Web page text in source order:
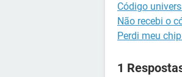
Código
Não recebi o
Perdi meu
1